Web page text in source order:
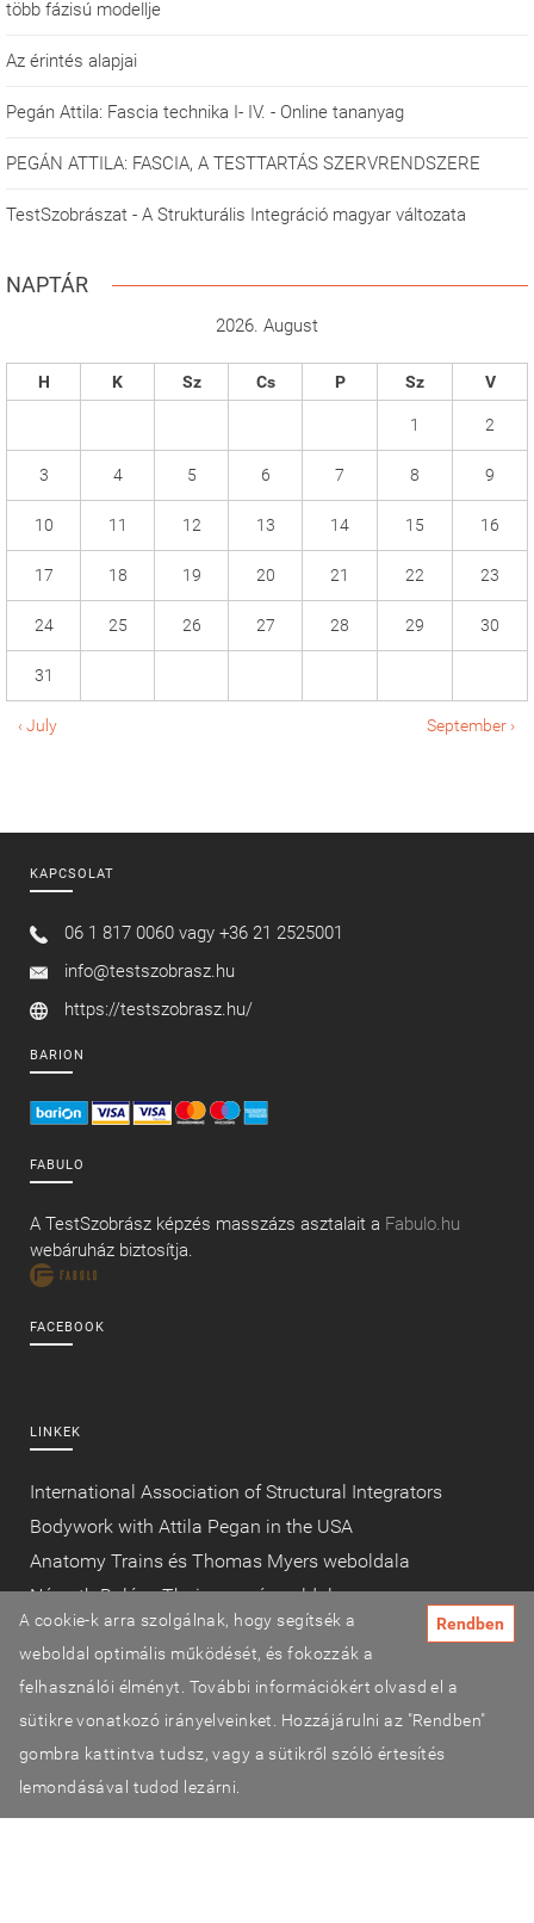
több fázisú modellje
Az érintés alapjai
Pegán Attila: Fascia technika I- IV. - Online tananyag
PEGÁN ATTILA: FASCIA, A TESTTARTÁS SZERVRENDSZERE
TestSzobrászat - A Strukturális Integráció magyar változata
NAPTÁR
2026. August
H K Sz Cs P Sz V
1 2
3 4 5 6 7 8 9
10 11 12 13 14 15 16
17 18 19 20 21 22 23
24 25 26 27 28 29 30
31
‹ July September ›
KAPCSOLAT
06 1 817 0060 vagy +36 21 2525001
info@testszobrasz.hu
https://testszobrasz.hu/
BARION
FABULO
A TestSzobrász képzés masszázs asztalait a Fabulo.hu
webáruház biztosítja.
FACEBOOK
LINKEK
International Association of Structural Integrators
Bodywork with Attila Pegan in the USA
Anatomy Trains és Thomas Myers weboldala
Németh Balázs Thaimasszázs oldala
Fascia research congress
FMS és SFMA
Sport for Life (Canada)
©2026 TestSzobrász
Adatvédelmi tájékoztató
Rendben
A cookie-k arra szolgálnak, hogy segítsék a
weboldal optimális működését, és fokozzák a
felhasználói élményt. További információkért olvasd el a
sütikre vonatkozó irányelveinket. Hozzájárulni az "Rendben"
gombra kattintva tudsz, vagy a sütikről szóló értesítés
lemondásával tudod lezárni.